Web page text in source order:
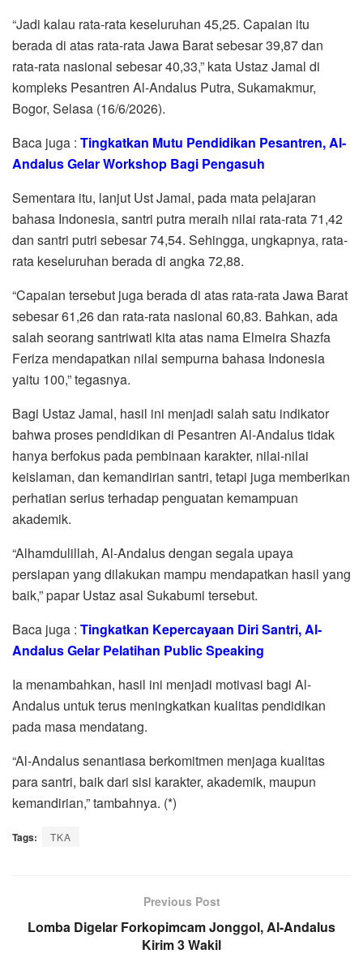
“Jadi kalau rata-rata keseluruhan 45,25. Capaian itu
berada di atas rata-rata Jawa Barat sebesar 39,87 dan
rata-rata nasional sebesar 40,33,” kata Ustaz Jamal di
kompleks Pesantren Al-Andalus Putra, Sukamakmur,
Bogor, Selasa (16/6/2026).
Baca juga : Tingkatkan Mutu Pendidikan Pesantren, Al-
Andalus Gelar Workshop Bagi Pengasuh
Sementara itu, lanjut Ust Jamal, pada mata pelajaran
bahasa Indonesia, santri putra meraih nilai rata-rata 71,42
dan santri putri sebesar 74,54. Sehingga, ungkapnya, rata-
rata keseluruhan berada di angka 72,88.
“Capaian tersebut juga berada di atas rata-rata Jawa Barat
sebesar 61,26 dan rata-rata nasional 60,83. Bahkan, ada
salah seorang santriwati kita atas nama Elmeira Shazfa
Feriza mendapatkan nilai sempurna bahasa Indonesia
yaitu 100,” tegasnya.
Bagi Ustaz Jamal, hasil ini menjadi salah satu indikator
bahwa proses pendidikan di Pesantren Al-Andalus tidak
hanya berfokus pada pembinaan karakter, nilai-nilai
keislaman, dan kemandirian santri, tetapi juga memberikan
perhatian serius terhadap penguatan kemampuan
akademik.
“Alhamdulillah, Al-Andalus dengan segala upaya
persiapan yang dilakukan mampu mendapatkan hasil yang
baik,” papar Ustaz asal Sukabumi tersebut.
Baca juga : Tingkatkan Kepercayaan Diri Santri, Al-
Andalus Gelar Pelatihan Public Speaking
Ia menambahkan, hasil ini menjadi motivasi bagi Al-
Andalus untuk terus meningkatkan kualitas pendidikan
pada masa mendatang.
“Al-Andalus senantiasa berkomitmen menjaga kualitas
para santri, baik dari sisi karakter, akademik, maupun
kemandirian,” tambahnya. (*)
Tags: TKA
Previous Post
Lomba Digelar Forkopimcam Jonggol, Al-Andalus
Kirim 3 Wakil